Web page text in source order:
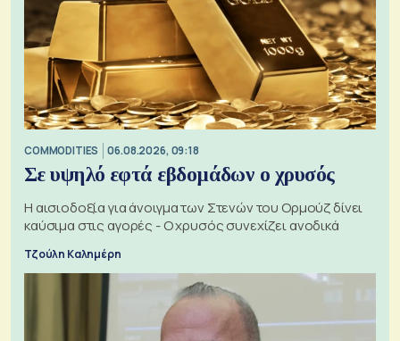
COMMODITIES 06.08.2026, 09:18
Σε υψηλό εφτά εβδομάδων ο χρυσός
Η αισιοδοξία για άνοιγμα των Στενών του Ορμούζ δίνει
καύσιμα στις αγορές - Ο χρυσός συνεχίζει ανοδικά
Τζούλη Καλημέρη